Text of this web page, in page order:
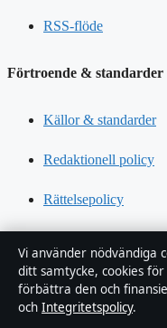
RSS-flöde
Förtroende & standarder
Källor & standarder
Redaktionell policy
Rättelsepolicy
Kändisar & integritet
Integritetspolicy
Vi använder nödvändiga
ditt samtycke, cookies
förbättra den och
och Integritetspolicy.